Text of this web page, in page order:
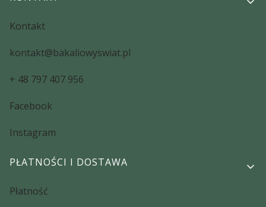
Kontakt
kontakt@bakaliowyswiat.pl
+ 48 797 407 956
Facebook
Instagram
PŁATNOŚCI I DOSTAWA
Płatność